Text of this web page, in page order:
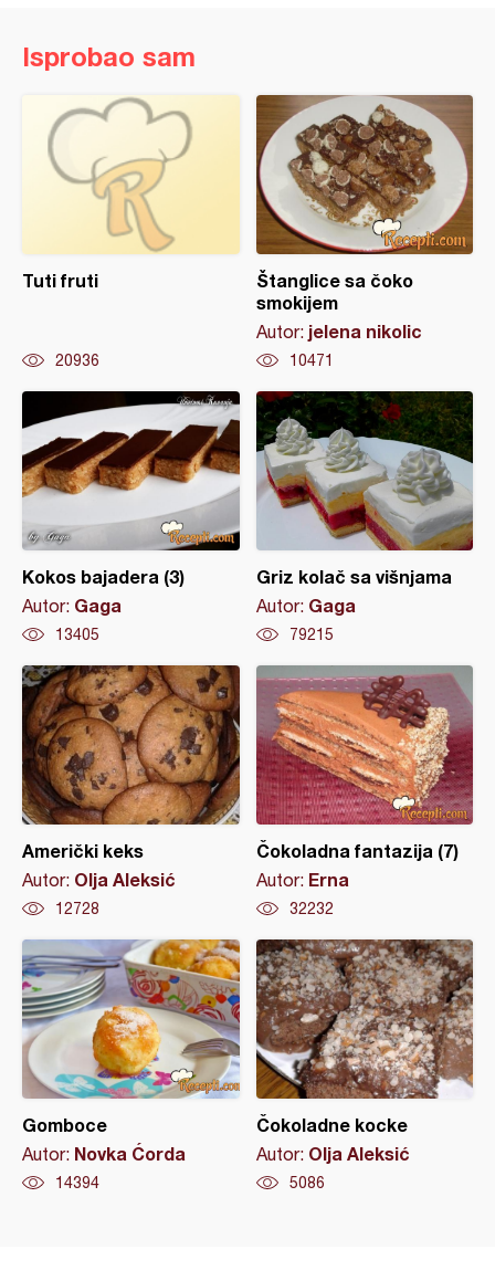
Isprobao sam
Tuti fruti
20936
Štanglice sa čoko
smokijem
Autor: jelena nikolic
10471
Kokos bajadera (3)
Autor: Gaga
13405
Griz kolač sa višnjama
Autor: Gaga
79215
Američki keks
Autor: Olja Aleksić
12728
Čokoladna fantazija (7)
Autor: Erna
32232
Gomboce
Autor: Novka Ćorda
14394
Čokoladne kocke
Autor: Olja Aleksić
5086